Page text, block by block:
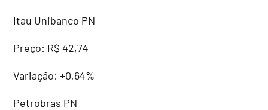
Itau Unibanco PN
Preço: R$ 42,74
Variação: +0,64%
Petrobras PN